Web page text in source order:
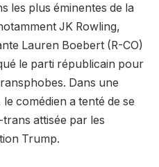
les plus éminentes de la
JK Rowling,
Lauren Boebert (R-CO)
le parti républicain pour
Dans une
comédien a tenté de se
attisée par les
Trump.